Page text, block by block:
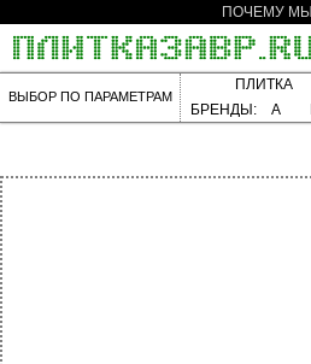
ПОЧЕМУ МЫ
ВЫБОР ПО ПАРАМЕТРАМ
ПЛИТКА
БРЕНДЫ:
A